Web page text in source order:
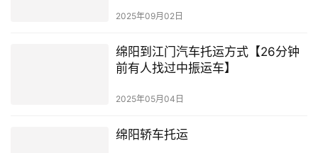
2025年09月02日
绵阳到江门汽车托运方式【26分钟
前有人找过中振运车】
2025年05月04日
绵阳轿车托运